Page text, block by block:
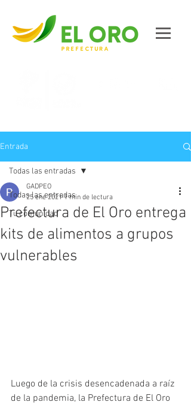
Entrada
Todas las entradas
Tu comunidad
Todas las entradas
Prefectura de El Oro entrega
kits de alimentos a grupos
vulnerables
GADPEO
25 ene 2021 1 min de lectura
Luego de la crisis desencadenada a raíz
de la pandemia, la Prefectura de El Oro